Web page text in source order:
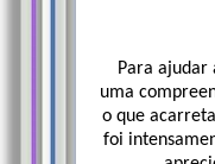
Para ajudar
uma
o que
foi